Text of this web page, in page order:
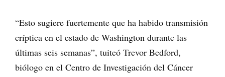
“Esto sugiere fuertemente que ha habido transmisión
críptica en el estado de Washington durante las
últimas seis semanas”, tuiteó Trevor Bedford,
biólogo en el Centro de Investigación del Cáncer